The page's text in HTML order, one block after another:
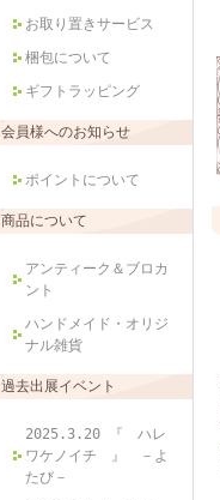
お取り置きサービス
梱包について
ギフトラッピング
会員様へのお知らせ
ポイントについて
商品について
アンティーク＆ブロカ
ント
ハンドメイド・オリジ
ナル雑貨
過去出展イベント
2025.3.20 『 ハレ
ワケノイチ 』 －よ
たび－